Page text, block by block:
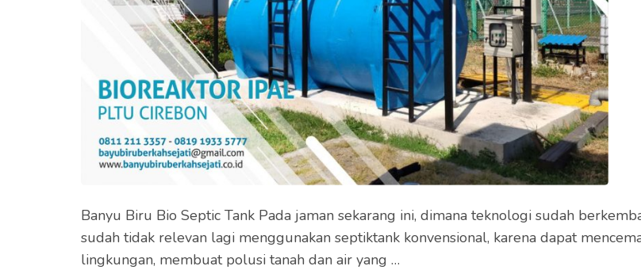
Banyu Biru Bio Septic Tank Pada jaman sekarang ini, dimana teknologi sudah
sudah tidak relevan lagi menggunakan septiktank konvensional, karena dapat
lingkungan, membuat polusi tanah dan air yang …